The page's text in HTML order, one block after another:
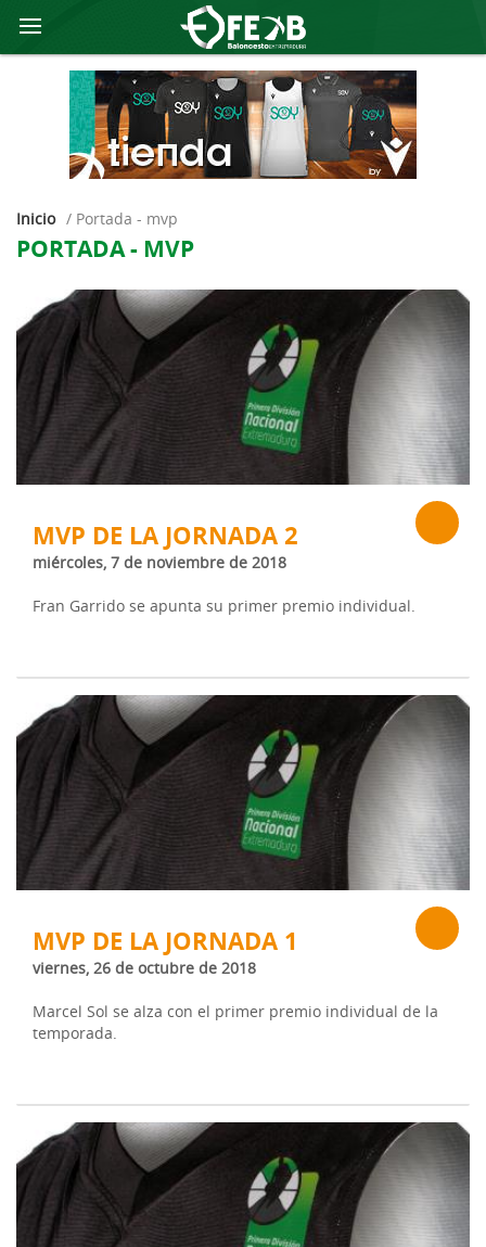
Inicio / portada - mvp
PORTADA - MVP
MVP DE LA JORNADA 2
miércoles, 7 de noviembre de 2018
Fran Garrido se apunta su primer premio individual.
MVP DE LA JORNADA 1
viernes, 26 de octubre de 2018
Marcel Sol se alza con el primer premio individual de la
temporada.